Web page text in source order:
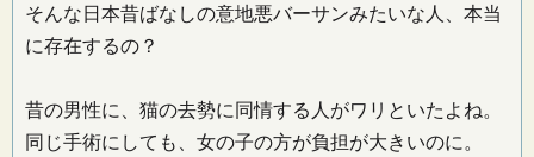
そんな日本昔ばなしの意地悪バーサンみたいな人、本当
に存在するの？
昔の男性に、猫の去勢に同情する人がワリといたよね。
同じ手術にしても、女の子の方が負担が大きいのに。